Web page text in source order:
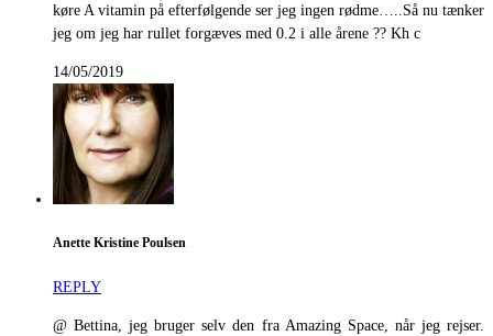
køre A vitamin på efterfølgende ser jeg ingen rødme…..Så nu tænker
jeg om jeg har rullet forgæves med 0.2 i alle årene ?? Kh c
14/05/2019
Anette Kristine Poulsen
REPLY
@ Bettina, jeg bruger selv den fra Amazing Space, når jeg rejser.